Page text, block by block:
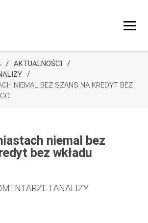
AKTUALNOŚCI
NIEMAL BEZ SZANS NA KREDYT BEZ
niemal bez
bez wkładu
I ANALIZY